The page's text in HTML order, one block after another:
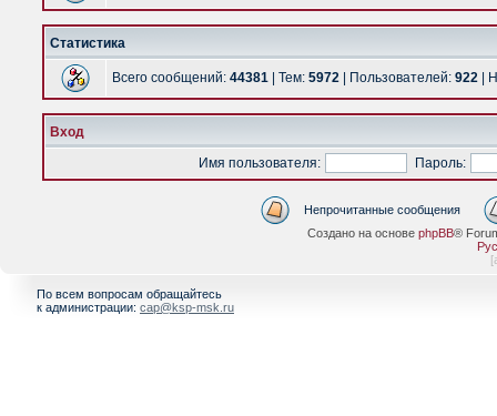
Статистика
Всего сообщений: 44381 | Тем: 5972 | Пользователей: 922 |
Вход
Имя пользователя:
Пароль:
Непрочитанные сообщения
Создано на основе phpBB®
[
По всем вопросам обращайтесь
к администрации: cap@ksp-msk.ru